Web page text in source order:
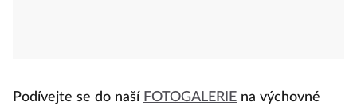
Podívejte se do naší FOTOGALERIE na výchovné